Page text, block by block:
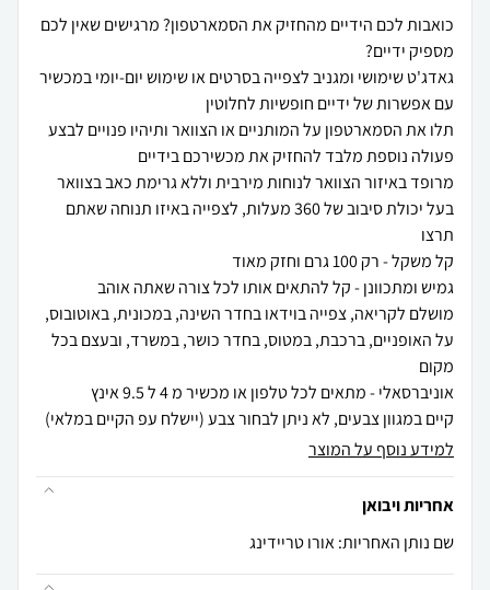
כואבות לכם הידיים מהחזיק את הסמארטפון? מרגישים שאין לכם
גאדג'ט שימושי ומגניב לצפייה בסרטים או שימוש יום-יומי במכשיר
תלו את הסמארטפון על המותניים או הצוואר ותיהיו פנויים לבצע
בעל יכולת סיבוב של 360 מעלות, לצפייה באיזו תנוחה שאתם
מושלם לקריאה, צפייה בוידאו בחדר השינה, במכונית, באוטובוס,
על האופניים, ברכבת, במטוס, בחדר כושר, במשרד, ובעצם בכל
קיים במגוון צבעים, לא ניתן לבחור צבע (יישלח עפ הקיים במלאי)
למידע נוסף על המוצר
אחריות ויבואן
שם נותן האחריות: אורו טריידינג